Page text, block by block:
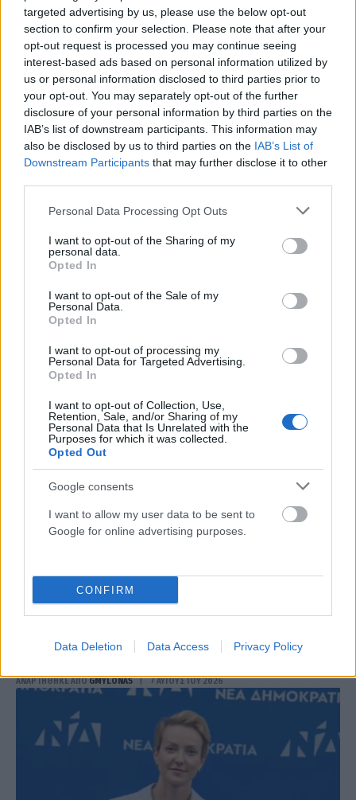
targeted advertising by us, please use the below opt-out
section to confirm your selection. Please note that after your
opt-out request is processed you may continue seeing
interest-based ads based on personal information utilized by
us or personal information disclosed to third parties prior to
your opt-out. You may separately opt-out of the further
disclosure of your personal information by third parties on the
IAB’s list of downstream participants. This information may
also be disclosed by us to third parties on the IAB’s List of
Downstream Participants that may further disclose it to other
Please note that this website/app uses one or more Google
not limited to your visit or usage behaviour. You may click to
grant or deny consent to Google and its third-party tags to
use your data for below specified purposes in below Google
consent section.
Personal Data Processing Opt Outs
I want to opt-out of the Sharing of my
personal data.
Opted In
I want to opt-out of the Sale of my
Personal Data.
Opted In
I want to opt-out of processing my
Personal Data for Targeted Advertising.
Opted In
I want to opt-out of Collection, Use,
Retention, Sale, and/or Sharing of my
Personal Data that Is Unrelated with the
Purposes for which it was collected.
Opted Out
Google consents
I want to allow my user data to be sent to
Google for online advertising purposes.
CONFIRM
Data Deletion Data Access Privacy Policy
νοσοκομείο της Ρόδου
ΑΝΑΡΤΗΘΗΚΕ ΑΠΟGMYLONAS 7 ΑΥΓΟΎΣΤΟΥ 2026
Σταύρος Καλαφάτης: Έχουμε δημιουργήσει 20.000
νέες θέσεις εργασίας υψηλής εξειδίκευσης σε 7 χρόνια
(VIDEO)
ΑΝΑΡΤΗΘΗΚΕ ΑΠΟ 7 ΑΥΓΟΎΣΤΟΥ 2026
ΠΟΛΙΤΙΚΉ
Κώστας Τσουκαλάς: Όσο συνεχίζονται οι
αρχειοθετήσεις οι σκιές μεγαλώνουν
ΑΝΑΡΤΗΘΗΚΕ ΑΠΟGMYLONAS 7 ΑΥΓΟΎΣΤΟΥ 2026